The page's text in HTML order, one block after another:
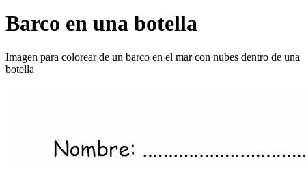
Barco en una botella
Imagen para colorear de un barco en el mar con nubes dentro de una
botella